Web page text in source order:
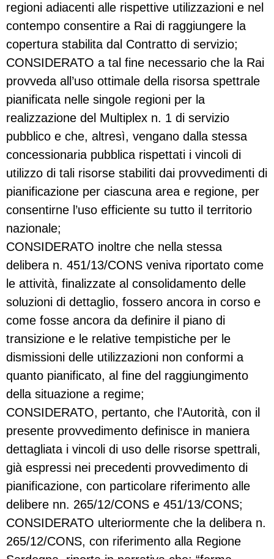
regioni adiacenti alle rispettive utilizzazioni e nel
contempo consentire a Rai di raggiungere la
copertura stabilita dal Contratto di servizio;
CONSIDERATO a tal fine necessario che la Rai
provveda all’uso ottimale della risorsa spettrale
pianificata nelle singole regioni per la
realizzazione del Multiplex n. 1 di servizio
pubblico e che, altresì, vengano dalla stessa
concessionaria pubblica rispettati i vincoli di
utilizzo di tali risorse stabiliti dai provvedimenti di
pianificazione per ciascuna area e regione, per
consentirne l’uso efficiente su tutto il territorio
nazionale;
CONSIDERATO inoltre che nella stessa
delibera n. 451/13/CONS veniva riportato come
le attività, finalizzate al consolidamento delle
soluzioni di dettaglio, fossero ancora in corso e
come fosse ancora da definire il piano di
transizione e le relative tempistiche per le
dismissioni delle utilizzazioni non conformi a
quanto pianificato, al fine del raggiungimento
della situazione a regime;
CONSIDERATO, pertanto, che l’Autorità, con il
presente provvedimento definisce in maniera
dettagliata i vincoli di uso delle risorse spettrali,
già espressi nei precedenti provvedimento di
pianificazione, con particolare riferimento alle
delibere nn. 265/12/CONS e 451/13/CONS;
CONSIDERATO ulteriormente che la delibera n.
265/12/CONS, con riferimento alla Regione